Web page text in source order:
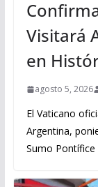
Visitará
en
agosto 5, 2026
El Vaticano
Argentina,
Sumo Pontífice